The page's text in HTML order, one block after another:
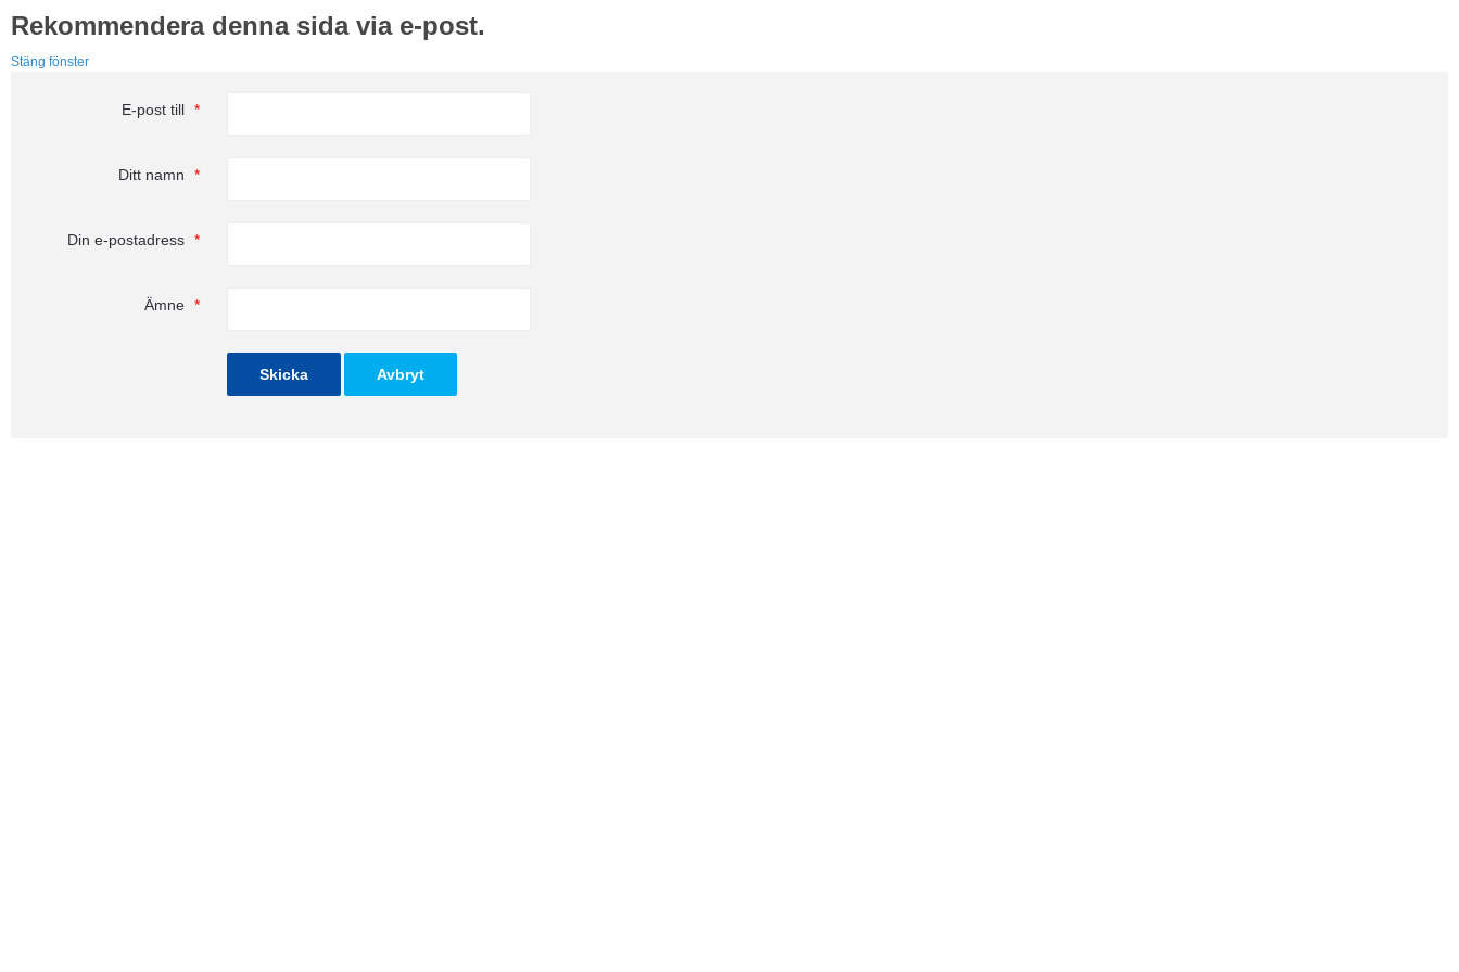
Rekommendera denna sida via e-post.
Stäng fönster
E-post till *
Ditt namn *
Din e-postadress *
Ämne *
Skicka Avbryt